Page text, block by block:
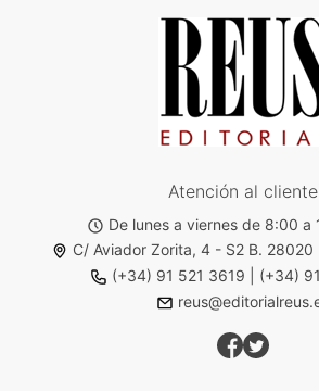
Atención al cliente
De lunes a viernes de 8:00 a
C/ Aviador Zorita, 4 - S2 B. 28020
(+34) 91 521 3619
(+34)